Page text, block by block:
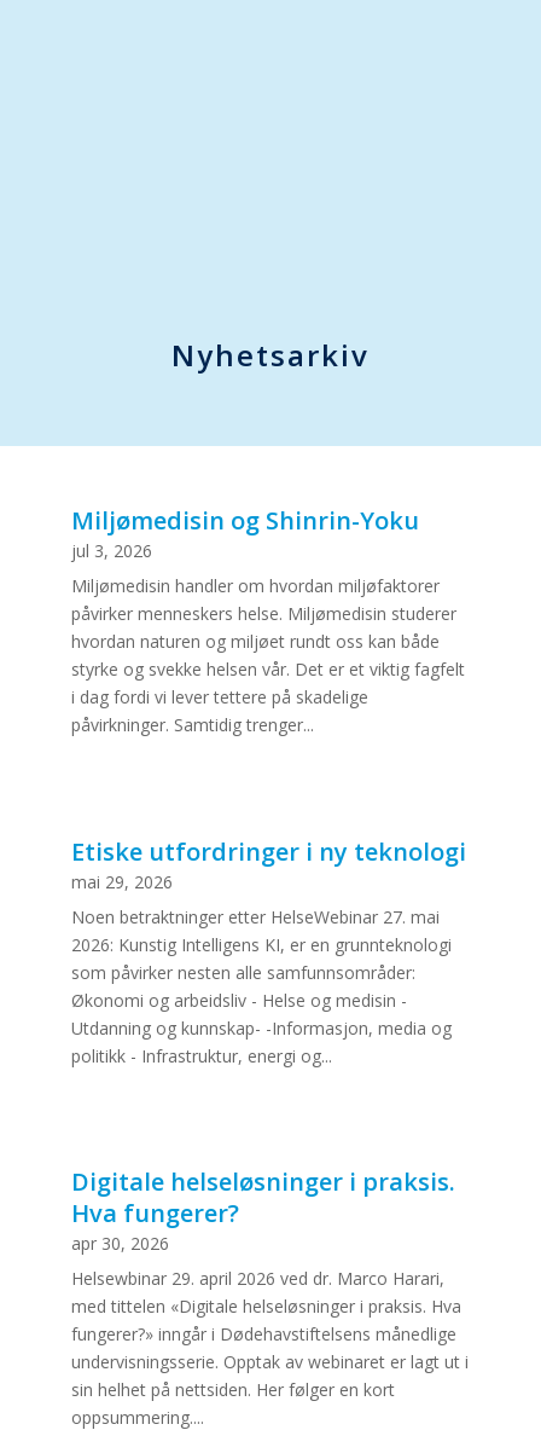
Nyhetsarkiv
Miljømedisin og Shinrin-Yoku
jul 3, 2026
Miljømedisin handler om hvordan miljøfaktorer
påvirker menneskers helse. Miljømedisin studerer
hvordan naturen og miljøet rundt oss kan både
styrke og svekke helsen vår. Det er et viktig fagfelt
i dag fordi vi lever tettere på skadelige
påvirkninger. Samtidig trenger...
Etiske utfordringer i ny teknologi
mai 29, 2026
Noen betraktninger etter HelseWebinar 27. mai
2026: Kunstig Intelligens KI, er en grunnteknologi
som påvirker nesten alle samfunnsområder:
Økonomi og arbeidsliv - Helse og medisin -
Utdanning og kunnskap- -Informasjon, media og
politikk - Infrastruktur, energi og...
Digitale helseløsninger i praksis.
Hva fungerer?
apr 30, 2026
Helsewbinar 29. april 2026 ved dr. Marco Harari,
med tittelen «Digitale helseløsninger i praksis. Hva
fungerer?» inngår i Dødehavstiftelsens månedlige
undervisningsserie. Opptak av webinaret er lagt ut i
sin helhet på nettsiden. Her følger en kort
oppsummering....